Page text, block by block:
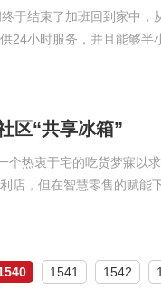
于结束了加班回到家中
24小时服务，并且能够半
区“共享冰箱”
个热衷于宅的吃货梦寐以
店，但在智慧零售的赋能
1541 1542